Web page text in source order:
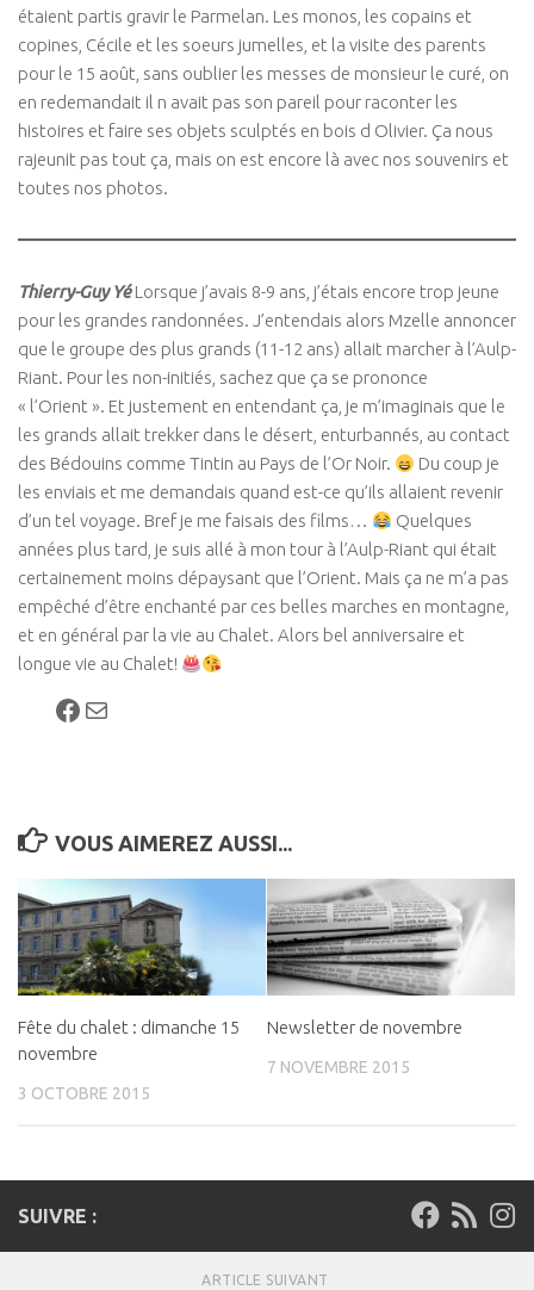
étaient partis gravir le Parmelan. Les monos, les copains et
copines, Cécile et les soeurs jumelles, et la visite des parents
pour le 15 août, sans oublier les messes de monsieur le curé, on
en redemandait il n avait pas son pareil pour raconter les
histoires et faire ses objets sculptés en bois d Olivier. Ça nous
rajeunit pas tout ça, mais on est encore là avec nos souvenirs et
toutes nos photos.
Thierry-Guy YéLorsque j’avais 8-9 ans, j’étais encore trop jeune
pour les grandes randonnées. J’entendais alors Mzelle annoncer
que le groupe des plus grands (11-12 ans) allait marcher à l’Aulp-
Riant. Pour les non-initiés, sachez que ça se prononce
« l’Orient ». Et justement en entendant ça, je m’imaginais que le
les grands allait trekker dans le désert, enturbannés, au contact
des Bédouins comme Tintin au Pays de l’Or Noir.
Du coup je
les enviais et me demandais quand est-ce qu’ils allaient revenir
d’un tel voyage. Bref je me faisais des films…
Quelques
années plus tard, je suis allé à mon tour à l’Aulp-Riant qui était
certainement moins dépaysant que l’Orient. Mais ça ne m’a pas
empêché d’être enchanté par ces belles marches en montagne,
et en général par la vie au Chalet. Alors bel anniversaire et
longue vie au Chalet!
Facebook
E-mail
VOUS AIMEREZ AUSSI...
Fête du chalet : dimanche 15
novembre
3 OCTOBRE 2015
Newsletter de novembre
7 NOVEMBRE 2015
SUIVRE :
ARTICLE SUIVANT